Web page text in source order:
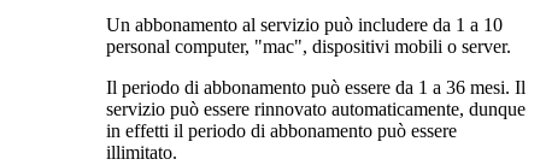
Un abbonamento al servizio può includere da 1 a 10
personal computer, "mac", dispositivi mobili o server.
Il periodo di abbonamento può essere da 1 a 36 mesi. Il
servizio può essere rinnovato automaticamente, dunque
in effetti il periodo di abbonamento può essere
illimitato.